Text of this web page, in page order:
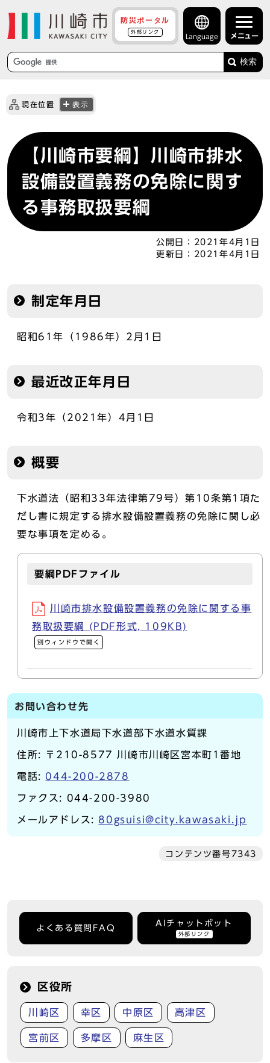
防災ポータル
外部リンク
Language メニュー
検索
現在位置 表示
【川崎市要綱】川崎市排水
設備設置義務の免除に関す
る事務取扱要綱
公開日：
2021年4月1日
更新日：
2021年4月1日
制定年月日
昭和61年（1986年）2月1日
最近改正年月日
令和3年（2021年）4月1日
概要
下水道法（昭和33年法律第79号）第10条第1項た
だし書に規定する排水設備設置義務の免除に関し必
要な事項を定める。
要綱PDFファイル
川崎市排水設備設置義務の免除に関する事
務取扱要綱 (PDF形式, 109KB)
別ウィンドウで開く
お問い合わせ先
川崎市上下水道局下水道部下水道水質課
住所: 〒210-8577 川崎市川崎区宮本町1番地
電話: 044-200-2878
ファクス: 044-200-3980
メールアドレス:80gsuisi@city.kawasaki.jp
コンテンツ番号7343
よくある質問FAQ
AIチャットボット
外部リンク
区役所
川崎区 幸区 中原区 高津区
宮前区 多摩区 麻生区